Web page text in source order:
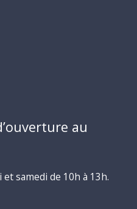
au
samedi de 10h à 13h.